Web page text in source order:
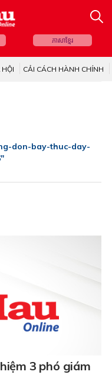
ភាសាខ្មែរ
HỘI CẢI CÁCH HÀNH CHÍNH
don-bay-thuc-day-
3 phó giám